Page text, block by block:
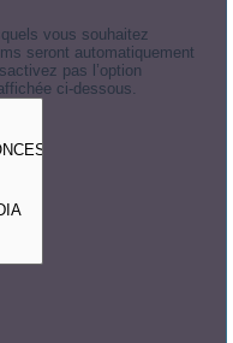
vous souhaitez
seront automatiquement
pas l’option
ci-dessous.